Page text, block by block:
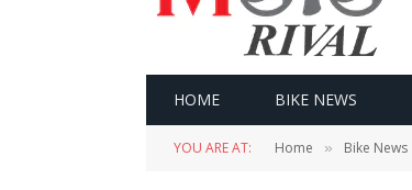
HOME BIKE NEWS
YOU ARE AT: Home » Bike News